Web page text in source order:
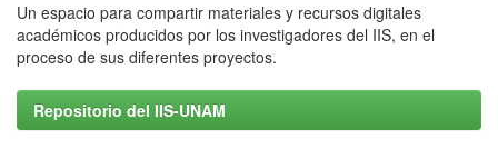
Un espacio para compartir materiales y recursos digitales
académicos producidos por los investigadores del IIS, en el
proceso de sus diferentes proyectos.
Repositorio del IIS-UNAM